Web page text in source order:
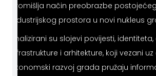
promišlja način preobrazbe
industrijskog prostora u novi nukleus
Analizirani su slojevi povijesti,
infrastrukture i arhitekture, koji vezani
ekonomski razvoj grada pružaju
prijateljski režim
za slijepe